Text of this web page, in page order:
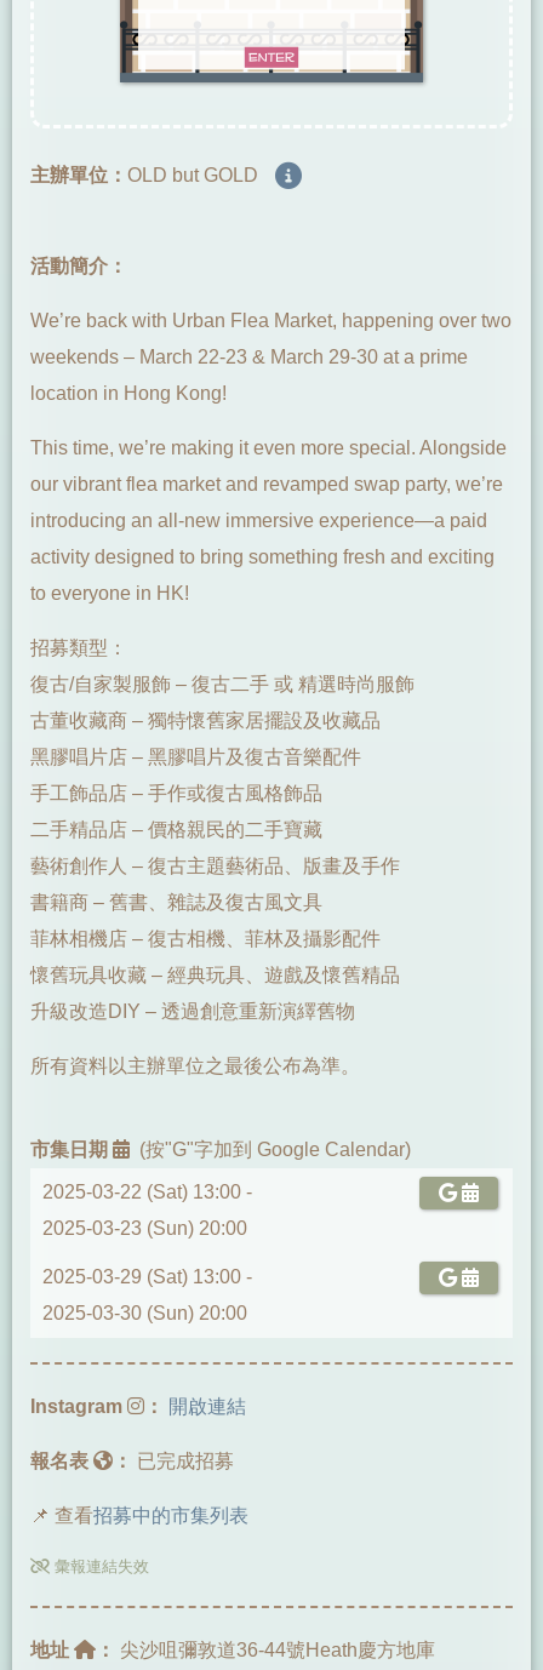
主辦單位： OLD but GOLD
活動簡介：
We’re back with Urban Flea Market, happening over two
weekends – March 22-23 & March 29-30 at a prime
location in Hong Kong!
This time, we’re making it even more special. Alongside
our vibrant flea market and revamped swap party, we’re
introducing an all-new immersive experience—a paid
activity designed to bring something fresh and exciting
to everyone in HK!
招募類型：
復古/自家製服飾 – 復古二手 或 精選時尚服飾
古董收藏商 – 獨特懷舊家居擺設及收藏品
黑膠唱片店 – 黑膠唱片及復古音樂配件
手工飾品店 – 手作或復古風格飾品
二手精品店 – 價格親民的二手寶藏
藝術創作人 – 復古主題藝術品、版畫及手作
書籍商 – 舊書、雜誌及復古風文具
菲林相機店 – 復古相機、菲林及攝影配件
懷舊玩具收藏 – 經典玩具、遊戲及懷舊精品
升級改造DIY – 透過創意重新演繹舊物
所有資料以主辦單位之最後公布為準。
市集日期 (按"G"字加到 Google Calendar)
2025-03-22 (Sat) 13:00 -
2025-03-23 (Sun) 20:00
2025-03-29 (Sat) 13:00 -
2025-03-30 (Sun) 20:00
Instagram ： 開啟連結
報名表 ： 已完成招募
📌 查看招募中的市集列表
彙報連結失效
地址 ： 尖沙咀彌敦道36-44號Heath慶方地庫